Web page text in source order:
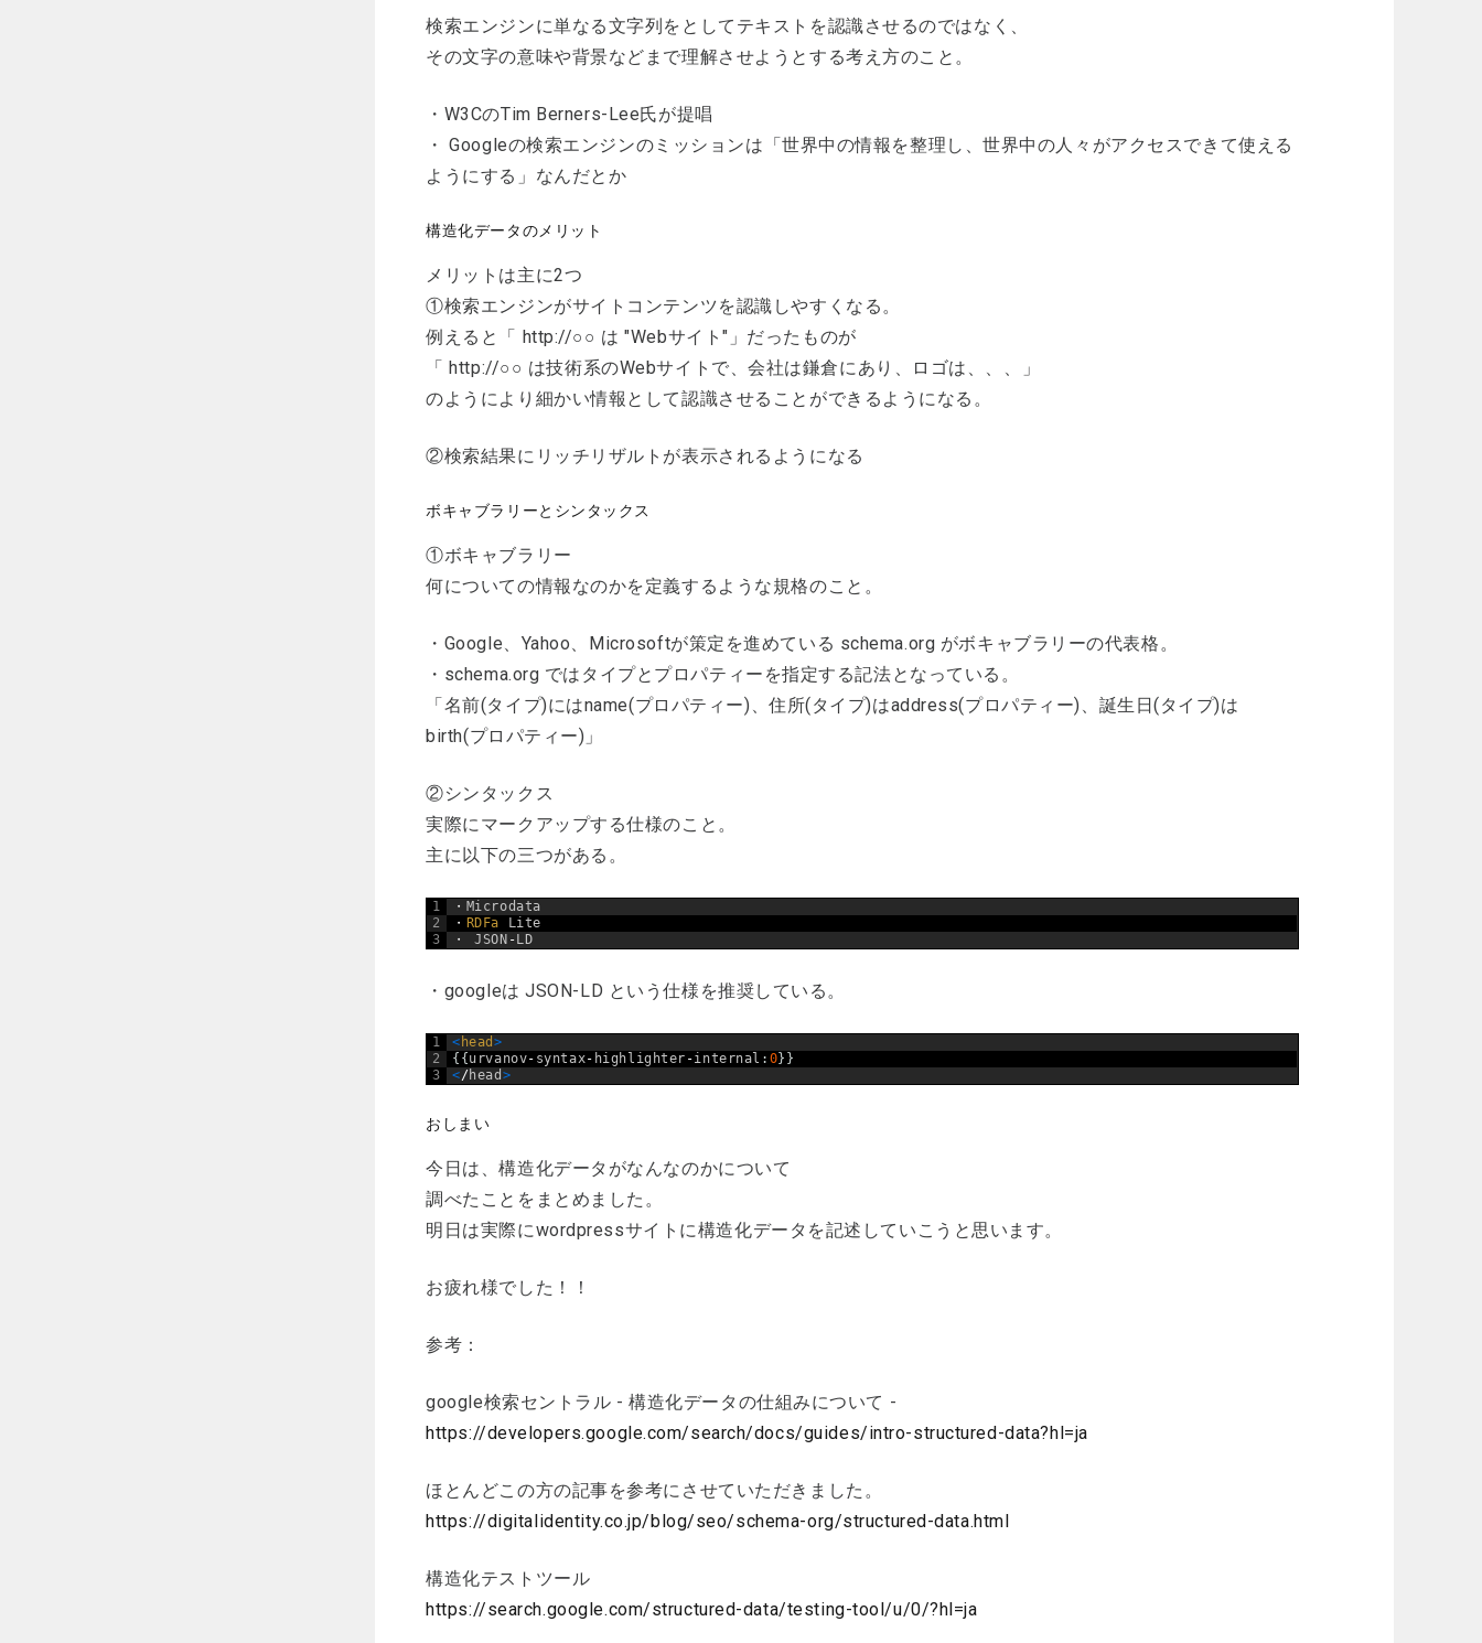
検索エンジンに単なる文字列をとしてテキストを認識させるのではなく、
その文字の意味や背景などまで理解させようとする考え方のこと。
・W3CのTim Berners-Lee氏が提唱
・ Googleの検索エンジンのミッションは「世界中の情報を整理し、世界中の人々がアクセスできて使える
ようにする」なんだとか
構造化データのメリット
メリットは主に2つ
①検索エンジンがサイトコンテンツを認識しやすくなる。
例えると「 http://○○ は "Webサイト"」だったものが
「 http://○○ は技術系のWebサイトで、会社は鎌倉にあり、ロゴは、、、」
のようにより細かい情報として認識させることができるようになる。
②検索結果にリッチリザルトが表示されるようになる
ボキャブラリーとシンタックス
①ボキャブラリー
何についての情報なのかを定義するような規格のこと。
・Google、Yahoo、Microsoftが策定を進めている schema.org がボキャブラリーの代表格。
・schema.org ではタイプとプロパティーを指定する記法となっている。
「名前(タイプ)にはname(プロパティー)、住所(タイプ)はaddress(プロパティー)、誕生日(タイプ)は
birth(プロパティー)」
②シンタックス
実際にマークアップする仕様のこと。
主に以下の三つがある。
1
2
3
・ Microdata
・ RDFa
Lite
・
JSON - LD
・googleは JSON-LD という仕様を推奨している。
1
2
3
< head>
{ { urvanov- syntax- highlighter -internal : 0} }
</head >
おしまい
今日は、構造化データがなんなのかについて
調べたことをまとめました。
明日は実際にwordpressサイトに構造化データを記述していこうと思います。
お疲れ様でした！！
参考：
google検索セントラル - 構造化データの仕組みについて -
https://developers.google.com/search/docs/guides/intro-structured-data?hl=ja
ほとんどこの方の記事を参考にさせていただきました。
https://digitalidentity.co.jp/blog/seo/schema-org/structured-data.html
構造化テストツール
https://search.google.com/structured-data/testing-tool/u/0/?hl=ja